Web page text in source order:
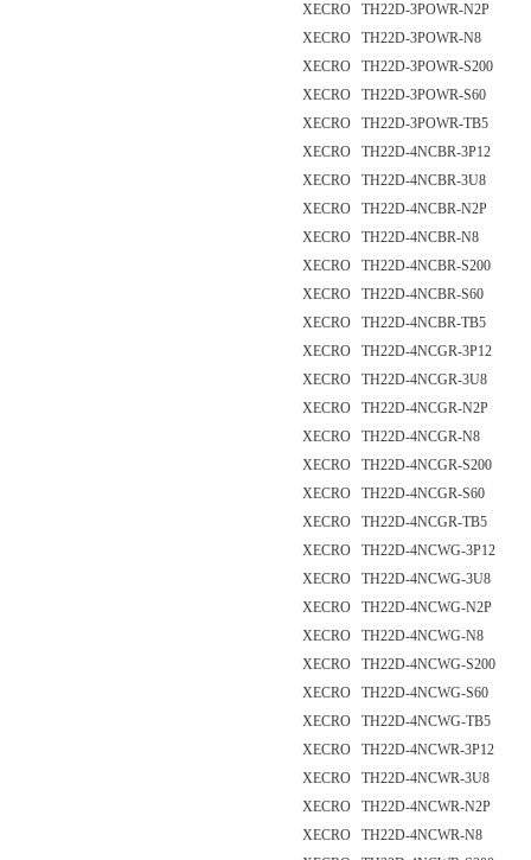
XECRO TH22D-3POWR-N2P
XECRO TH22D-3POWR-N8
XECRO TH22D-3POWR-S200
XECRO TH22D-3POWR-S60
XECRO TH22D-3POWR-TB5
XECRO TH22D-4NCBR-3P12
XECRO TH22D-4NCBR-3U8
XECRO TH22D-4NCBR-N2P
XECRO TH22D-4NCBR-N8
XECRO TH22D-4NCBR-S200
XECRO TH22D-4NCBR-S60
XECRO TH22D-4NCBR-TB5
XECRO TH22D-4NCGR-3P12
XECRO TH22D-4NCGR-3U8
XECRO TH22D-4NCGR-N2P
XECRO TH22D-4NCGR-N8
XECRO TH22D-4NCGR-S200
XECRO TH22D-4NCGR-S60
XECRO TH22D-4NCGR-TB5
XECRO TH22D-4NCWG-3P12
XECRO TH22D-4NCWG-3U8
XECRO TH22D-4NCWG-N2P
XECRO TH22D-4NCWG-N8
XECRO TH22D-4NCWG-S200
XECRO TH22D-4NCWG-S60
XECRO TH22D-4NCWG-TB5
XECRO TH22D-4NCWR-3P12
XECRO TH22D-4NCWR-3U8
XECRO TH22D-4NCWR-N2P
XECRO TH22D-4NCWR-N8